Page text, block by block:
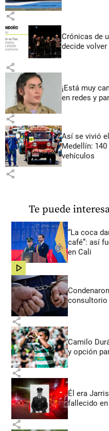
share
Crónicas de
decide
share
¡Está muy
en redes y
share
Así se vivió
Medellín:
vehículos
share
Te puede
“La coca
café”: así
en Cali
share
consultorio
share
Camilo
y opción
share
Él era
fallecido
share